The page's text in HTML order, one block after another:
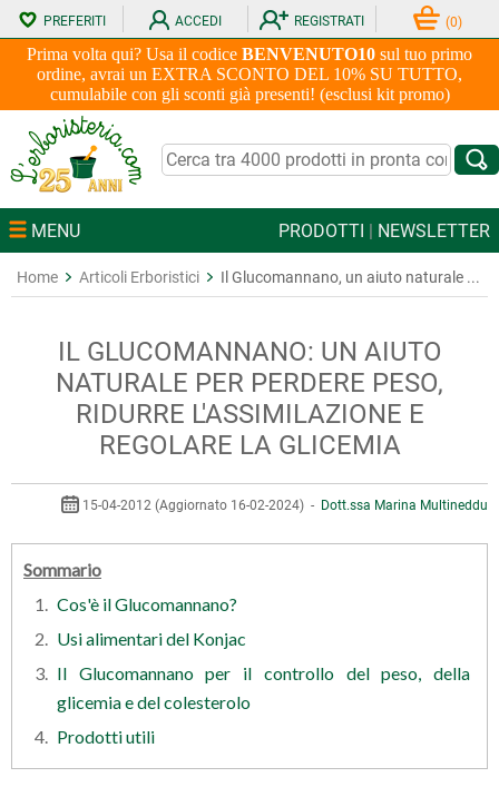
Prima volta qui? Usa il codice BENVENUTO10 sul tuo primo
ordine, avrai un EXTRA SCONTO DEL 10% SU TUTTO,
cumulabile con gli sconti già presenti! (esclusi kit promo)
PREFERITI ACCEDI REGISTRATI (0)
MENU PRODOTTI | NEWSLETTER
Home Articoli Erboristici Il Glucomannano, un aiuto naturale ...
IL GLUCOMANNANO: UN AIUTO
NATURALE PER PERDERE PESO,
RIDURRE L'ASSIMILAZIONE E
REGOLARE LA GLICEMIA
15-04-2012 (Aggiornato 16-02-2024) - Dott.ssa Marina Multineddu
Sommario
Cos'è il Glucomannano?
Usi alimentari del Konjac
Il Glucomannano per il controllo del peso, della
glicemia e del colesterolo
Prodotti utili